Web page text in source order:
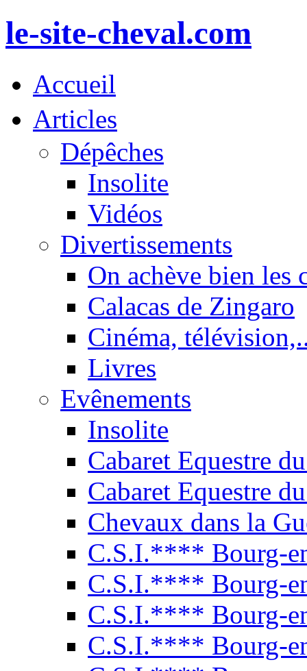
le-site-cheval.com
Accueil
Articles
Dépêches
Insolite
Vidéos
Divertissements
On achève bien les
Calacas de Zingaro
Cinéma,
Livres
Evênements
Insolite
Cabaret Equestre
Cabaret Equestre
Chevaux dans la
C.S.I.**** Bourg-
C.S.I.**** Bourg-
C.S.I.**** Bourg-
C.S.I.**** Bourg-